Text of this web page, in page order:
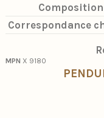
Composition
Correspondance
MPN X 9180